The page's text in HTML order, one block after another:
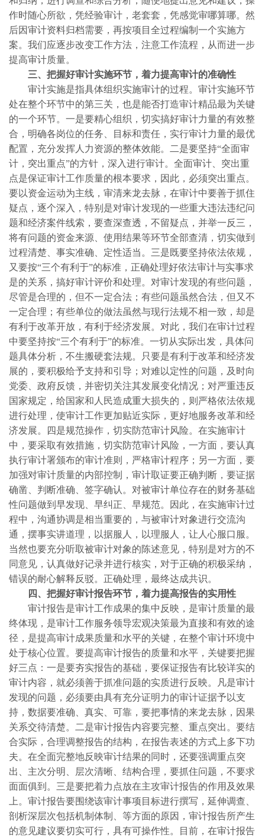
作时随心所欲，凭经验审计，老套套，凭感觉审哪算哪。然
后因审计资料归档需要，再按项目全过程编制一个实施方
案。我们应逐步改变工作方法，注意工作流程，从而进一步
提高审计质量。
三、把握好审计实施环节，着力提高审计的准确性
审计实施是指具体组织实施审计的过程。审计实施环节
处在整个环节中的第三关，也是能否打造审计精品最为关键
的一个环节。一是要精心组织，切实搞好审计力量的有效整
合，明确各岗位的任务、目标和责任，实行审计力量的最优
配置，充分发挥人力资源的整体效能。二是要坚持“全面审
计，突出重点”的方针，深入进行审计。全面审计、突出重
点是保证审计工作质量的根本要求，因此，必须突出重点。
要以资金运动为主线，审清来龙去脉，在审计中要善于抓住
疑点，逐个深入，特别是对审计发现的一些重大违法违纪问
题和经济案件线索，要查深查透，不留疑点，并举一反三，
将有问题的资金来源、使用结果等环节全部查清，切实做到
过程清楚、事实准确、定性适当。三是既要坚持依法依规，
又要按“三个有利于”的标准，正确处理好依法审计与实事求
是的关系，搞好审计评价和处理。对审计发现的有些问题，
尽管是合理的，但不一定合法；有些问题虽然合法，但又不
一定合理；有些单位的做法虽然与现行法规不相一致，却是
有利于改革开放，有利于经济发展。对此，我们在审计过程
中要坚持按“三个有利于”的标准。一切从实际出发，具体问
题具体分析，不生搬硬套法规。只要是有利于改革和经济发
展的，要积极给予支持和引导；对难以定性的问题，及时向
党委、政府反馈，并密切关注其发展变化情况；对严重违反
国家规定，给国家和人民造成重大损失的，则严格依法依规
进行处理，使审计工作更加贴近实际，更好地服务改革和经
济发展。四是规范操作，切实防范审计风险。在实施审计
中，要采取有效措施，切实防范审计风险，一方面，要认真
执行审计署颁布的审计准则，严格审计程序；另一方面，要
加强对审计质量的内部控制，审计取证要正确判断，要证据
确凿、判断准确、签字确认。对被审计单位存在的财务基础
性问题做到早发现、早纠正、早规范。因此，在实施审计过
程中，沟通协调是相当重要的，与被审计对象进行交流沟
通，摆事实讲道理，以据服人，以理服人，让人心服口服。
当然也要充分听取被审计对象的陈述意见，特别是对方的不
同意见，认真做好记录并进行核实，对于正确的积极采纳，
错误的耐心解释反驳。正确处理，最终达成共识。
四、把握好审计报告环节，着力提高报告的实用性
审计报告是审计工作成果的集中反映，是审计质量的最
终体现，是审计工作服务领导宏观决策最为直接和有效的途
径，是提高审计成果质量和水平的关键，在整个审计环境中
处于核心位置。要提高审计报告的质量和水平，关键要把握
好三点：一是要夯实报告的基础，要保证报告有比较详实的
审计内容，就必须善于抓准问题的实质进行反映。凡是审计
发现的问题，必须要由具有充分证明力的审计证据予以支
持，数据要准确、真实、可靠，要把事情的来龙去脉，因果
关系交待清楚。二是审计报告内容要完整、重点突出。要结
合实际，合理调整报告的结构，在报告表述的方式上多下功
夫。在全面完整地反映审计结果的同时，还要强调重点突
出、主次分明、层次清晰、结构合理，要抓住问题，不要求
面面俱到。三是要把着力点放在主攻审计报告的作用及效果
上。审计报告要围绕该审计事项目标进行撰写，延伸调查、
剖析深层次包括机制体制、等方面的原因，审计报告所产生
的意见建议要切实可行，具有可操作性。目前，在审计报告